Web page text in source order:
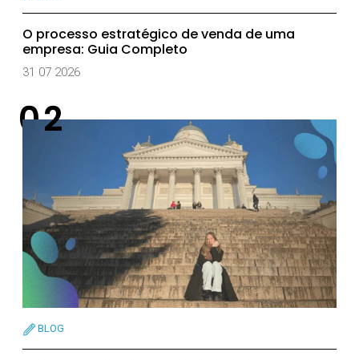
O processo estratégico de venda de uma
empresa: Guia Completo
31 07 2026
BLOG